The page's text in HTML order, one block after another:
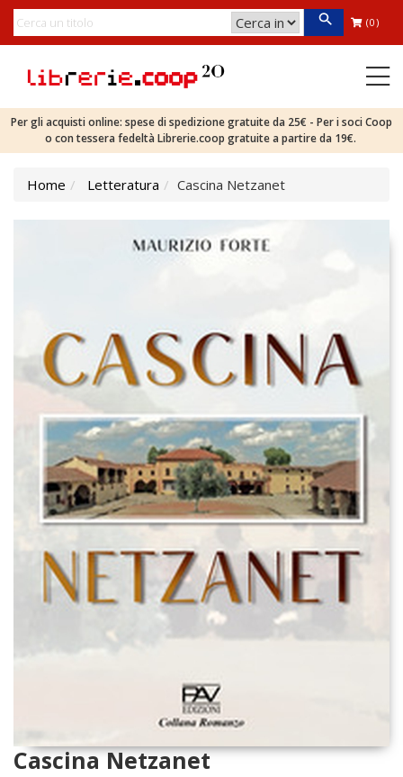
(0)
Per gli acquisti online: spese di spedizione gratuite da 25€ - Per i soci Coop
o con tessera fedeltà Librerie.coop gratuite a partire da 19€.
Home Letteratura Cascina Netzanet
Cascina Netzanet